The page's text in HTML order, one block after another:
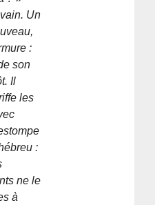
Un
:
son
Il
les
:
ne le
à